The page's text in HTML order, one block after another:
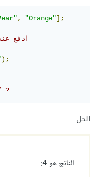
, "Orange"];
// ‫ادفع
);
?
الحل
الناتج هو 4
: